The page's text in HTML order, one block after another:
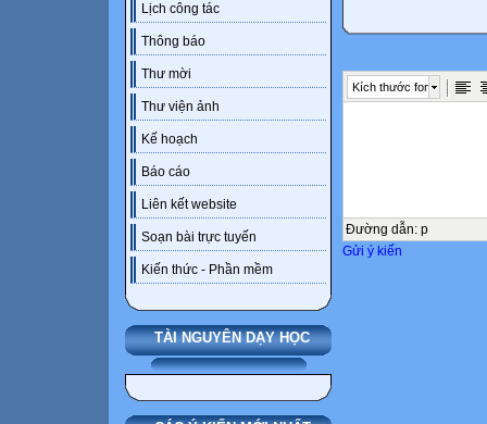
Lịch công tác
Thông báo
Thư mời
Thư viện ảnh
Kế hoạch
Báo cáo
Liên kết website
Soạn bài trực tuyến
Kiến thức - Phần mềm
TÀI NGUYÊN DẠY HỌC
Kích thước font
Đường dẫn: p
Gửi ý kiến